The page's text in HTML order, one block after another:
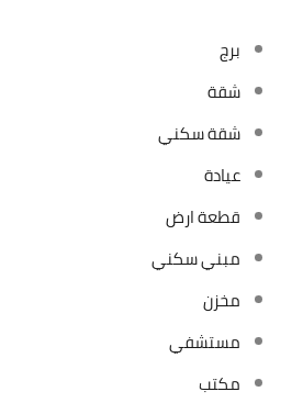
برج
شقة
شقة سكني
عيادة
قطعة ارض
مبني سكني
مخزن
مستشفي
مكتب